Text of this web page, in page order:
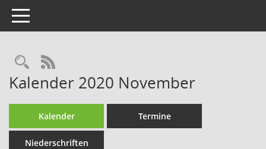
Toggle navigation
Rechercheauswahl
RSS-Feed
Kalender 2020 November
Kalender Termine
Niederschriften